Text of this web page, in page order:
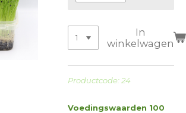
In
winkelwagen
Productcode: 24
Voedingswaarden 100